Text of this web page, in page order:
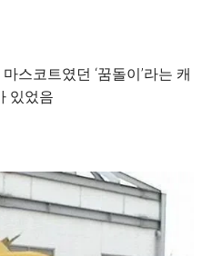
스코트였던 ‘꿈돌이’라는 캐
있었음